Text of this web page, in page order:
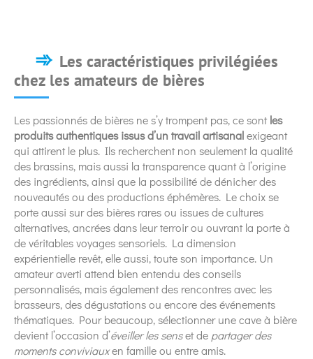
Les caractéristiques privilégiées
chez les amateurs de bières
Les passionnés de bières ne s’y trompent pas, ce sontles
produits authentiques issus d’un travail artisanalexigeant
qui attirent le plus. Ils recherchent non seulement la qualité
des brassins, mais aussi la transparence quant à l’origine
des ingrédients, ainsi que la possibilité de dénicher des
nouveautés ou des productions éphémères. Le choix se
porte aussi sur des bières rares ou issues de cultures
alternatives, ancrées dans leur terroir ou ouvrant la porte à
de véritables voyages sensoriels. La dimension
expérientielle revêt, elle aussi, toute son importance. Un
amateur averti attend bien entendu des conseils
personnalisés, mais également des rencontres avec les
brasseurs, des dégustations ou encore des événements
thématiques. Pour beaucoup, sélectionner une cave à bière
devient l’occasion d’éveiller les senset de partager des
moments conviviauxen famille ou entre amis.